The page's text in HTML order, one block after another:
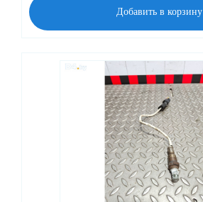
Добавить в корзину